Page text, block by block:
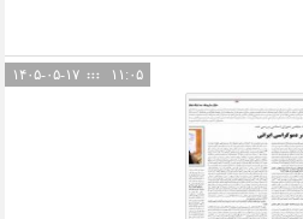
۱۱:۰۵